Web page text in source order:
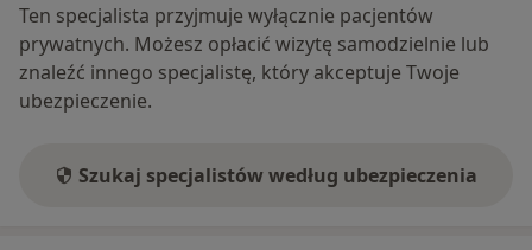
Ten specjalista przyjmuje wyłącznie pacjentów
prywatnych. Możesz opłacić wizytę samodzielnie lub
znaleźć innego specjalistę, który akceptuje Twoje
ubezpieczenie.
Szukaj specjalistów według ubezpieczenia